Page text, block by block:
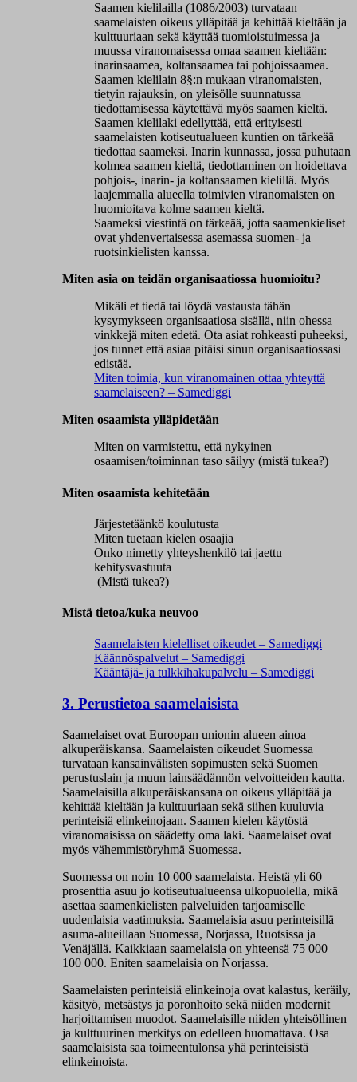
Saamen kielilailla (1086/2003) turvataan
saamelaisten oikeus ylläpitää ja kehittää kieltään ja
kulttuuriaan sekä käyttää tuomioistuimessa ja
muussa viranomaisessa omaa saamen kieltään:
inarinsaamea, koltansaamea tai pohjoissaamea.
Saamen kielilain 8§:n mukaan viranomaisten,
tietyin rajauksin, on yleisölle suunnatussa
tiedottamisessa käytettävä myös saamen kieltä.
Saamen kielilaki edellyttää, että erityisesti
saamelaisten kotiseutualueen kuntien on tärkeää
tiedottaa saameksi. Inarin kunnassa, jossa puhutaan
kolmea saamen kieltä, tiedottaminen on hoidettava
pohjois-, inarin- ja koltansaamen kielillä. Myös
laajemmalla alueella toimivien viranomaisten on
huomioitava kolme saamen kieltä.
Saameksi viestintä on tärkeää, jotta saamenkieliset
ovat yhdenvertaisessa asemassa suomen- ja
ruotsinkielisten kanssa.
Miten asia on teidän organisaatiossa huomioitu?
Mikäli et tiedä tai löydä vastausta tähän
kysymykseen organisaatiosa sisällä, niin ohessa
vinkkejä miten edetä. Ota asiat rohkeasti puheeksi,
jos tunnet että asiaa pitäisi sinun organisaatiossasi
edistää.
Miten toimia, kun viranomainen ottaa yhteyttä
saamelaiseen? – Samediggi
Miten osaamista ylläpidetään
Miten on varmistettu, että nykyinen
osaamisen/toiminnan taso säilyy (mistä tukea?)
Miten osaamista kehitetään
Järjestetäänkö koulutusta
Miten tuetaan kielen osaajia
Onko nimetty yhteyshenkilö tai jaettu
kehitysvastuuta
(Mistä tukea?)
Mistä tietoa/kuka neuvoo
Saamelaisten kielelliset oikeudet – Samediggi
Käännöspalvelut – Samediggi
Kääntäjä- ja tulkkihakupalvelu – Samediggi
3. Perustietoa saamelaisista
Saamelaiset ovat Euroopan unionin alueen ainoa
alkuperäiskansa. Saamelaisten oikeudet Suomessa
turvataan kansainvälisten sopimusten sekä Suomen
perustuslain ja muun lainsäädännön velvoitteiden kautta.
Saamelaisilla alkuperäiskansana on oikeus ylläpitää ja
kehittää kieltään ja kulttuuriaan sekä siihen kuuluvia
perinteisiä elinkeinojaan. Saamen kielen käytöstä
viranomaisissa on säädetty oma laki. Saamelaiset ovat
myös vähemmistöryhmä Suomessa.
Suomessa on noin 10 000 saamelaista. Heistä yli 60
prosenttia asuu jo kotiseutualueensa ulkopuolella, mikä
asettaa saamenkielisten palveluiden tarjoamiselle
uudenlaisia vaatimuksia. Saamelaisia asuu perinteisillä
asuma-alueillaan Suomessa, Norjassa, Ruotsissa ja
Venäjällä. Kaikkiaan saamelaisia on yhteensä 75 000–
100 000. Eniten saamelaisia on Norjassa.
Saamelaisten perinteisiä elinkeinoja ovat kalastus, keräily,
käsityö, metsästys ja poronhoito sekä niiden modernit
harjoittamisen muodot. Saamelaisille niiden yhteisöllinen
ja kulttuurinen merkitys on edelleen huomattava. Osa
saamelaisista saa toimeentulonsa yhä perinteisistä
elinkeinoista.